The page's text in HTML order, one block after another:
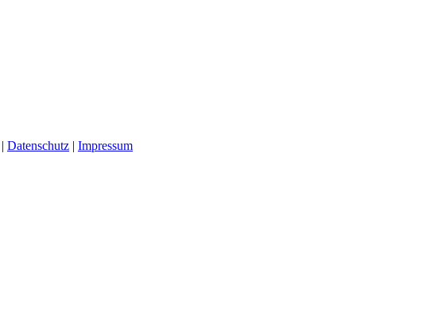
| Datenschutz | Impressum